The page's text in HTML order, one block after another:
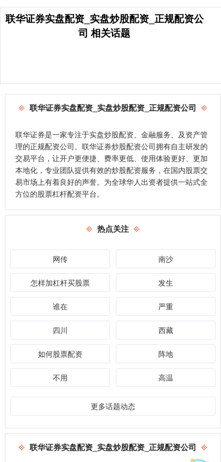
联华证券实盘配资_实盘炒股配资_正规配资公
司 相关话题
联华证券实盘配资_实盘炒股配资_正规配资公司
联华证券是一家专注于实盘炒股配资、金融服务、及资产管
理的正规配资公司。联华证券炒股配资公司拥有自主研发的
交易平台，让开户更便捷、费率更低、使用体验更好、更加
本地化，专业团队提供有效的炒股配资服务，在国内股票交
易市场上有着良好的声誉。为全球华人出资者提供一站式全
方位的股票杠杆配资平台。
热点关注
网传 南沙
怎样加杠杆买股票 发生
谁在 严重
四川 西藏
如何股票配资 阵地
不用 高温
更多话题动态
联华证券实盘配资_实盘炒股配资_正规配资公司